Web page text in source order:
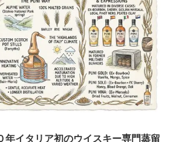
年イタリア初のウイスキー専門蒸留